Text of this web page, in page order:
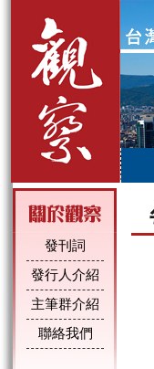
發刊詞
發行人介紹
主筆群介紹
聯絡我們